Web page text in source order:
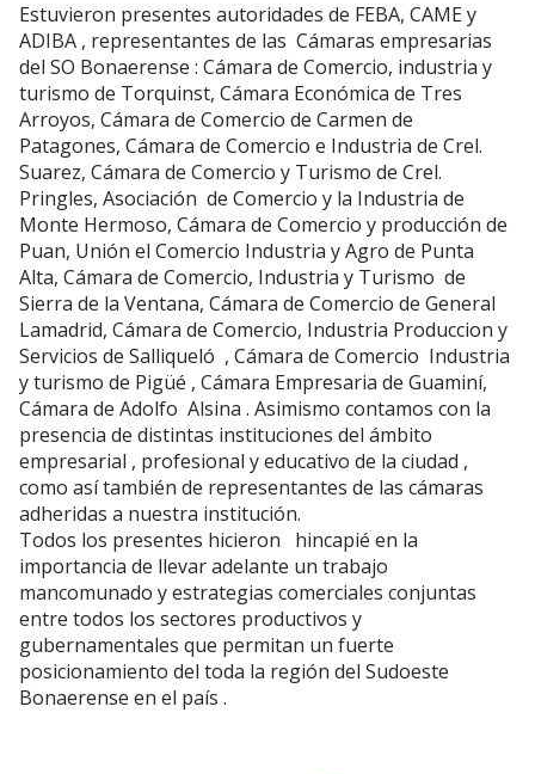
Estuvieron presentes autoridades de FEBA, CAME y
ADIBA , representantes de las Cámaras empresarias
del SO Bonaerense : Cámara de Comercio, industria y
turismo de Torquinst, Cámara Económica de Tres
Arroyos, Cámara de Comercio de Carmen de
Patagones, Cámara de Comercio e Industria de Crel.
Suarez, Cámara de Comercio y Turismo de Crel.
Pringles, Asociación de Comercio y la Industria de
Monte Hermoso, Cámara de Comercio y producción de
Puan, Unión el Comercio Industria y Agro de Punta
Alta, Cámara de Comercio, Industria y Turismo de
Sierra de la Ventana, Cámara de Comercio de General
Lamadrid, Cámara de Comercio, Industria Produccion y
Servicios de Salliqueló , Cámara de Comercio Industria
y turismo de Pigüé , Cámara Empresaria de Guaminí,
Cámara de Adolfo Alsina . Asimismo contamos con la
presencia de distintas instituciones del ámbito
empresarial , profesional y educativo de la ciudad ,
como así también de representantes de las cámaras
adheridas a nuestra institución.
Todos los presentes hicieron hincapié en la
importancia de llevar adelante un trabajo
mancomunado y estrategias comerciales conjuntas
entre todos los sectores productivos y
gubernamentales que permitan un fuerte
posicionamiento del toda la región del Sudoeste
Bonaerense en el país .